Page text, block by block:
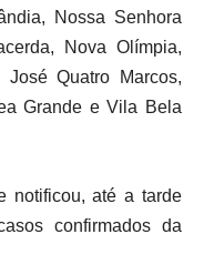
Nossa Senhora
Nova Olímpia,
Quatro Marcos,
Grande e Vila Bela
notificou, até a tarde
confirmados da